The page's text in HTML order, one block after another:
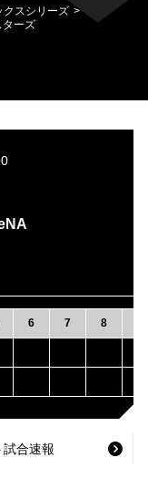
Mute
クスシリーズ
ターズ
6 7 8
試合速報